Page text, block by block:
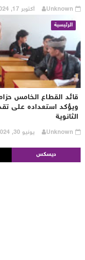
Unknown
أكتوبر 17, 2024
الرئيسية
القطاع الخامس حزام
استعداده على تقديم
Unknown يونيو 30, 2024
ديسكس